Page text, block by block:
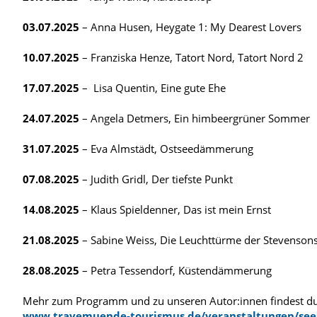
03.07.2025 – Anna Husen, Heygate 1: My Dearest Lovers
10.07.2025 – Franziska Henze, Tatort Nord, Tatort Nord 2
17.07.2025 – Lisa Quentin, Eine gute Ehe
24.07.2025 – Angela Detmers, Ein himbeergrüner Sommer
31.07.2025 – Eva Almstädt, Ostseedämmerung
07.08.2025 – Judith Gridl, Der tiefste Punkt
14.08.2025 – Klaus Spieldenner, Das ist mein Ernst
21.08.2025 – Sabine Weiss, Die Leuchttürme der
28.08.2025 – Petra Tessendorf, Küstendämmerung
Mehr zum Programm und zu unseren Autor:innen findest